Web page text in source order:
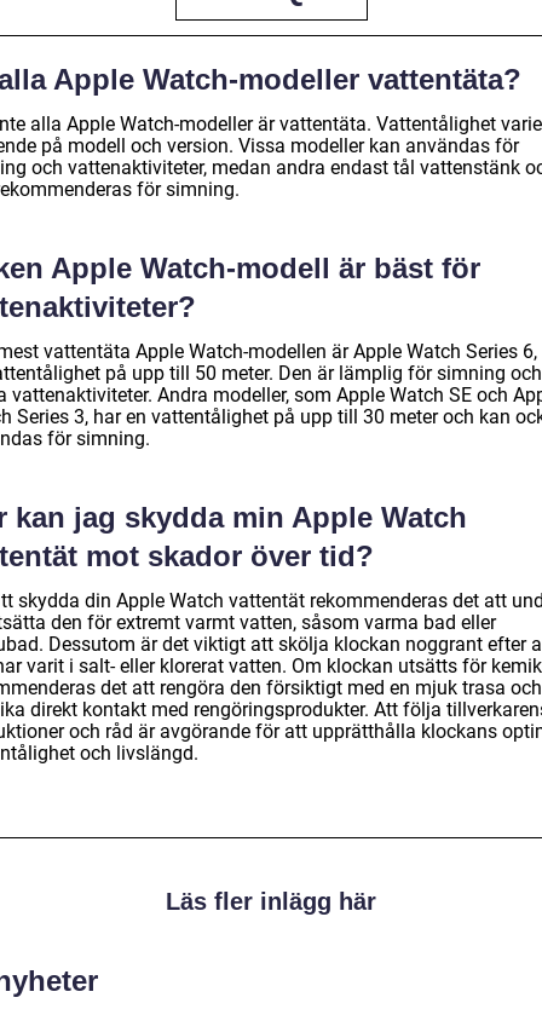
Apple Watch-modeller vattentäta?
alla Apple Watch-modeller är vattentäta. Vattentålighet
på modell och version. Vissa modeller kan användas för
och vattenaktiviteter, medan andra endast tål vattenstänk
för simning.
Apple Watch-modell är bäst för
vattentäta Apple Watch-modellen är Apple Watch Series 6,
på upp till 50 meter. Den är lämplig för simning och
vattenaktiviteter. Andra modeller, som Apple Watch SE och
Series 3, har en vattentålighet på upp till 30 meter och kan
för simning.
kan jag skydda min Apple Watch
mot skador över tid?
skydda din Apple Watch vattentät rekommenderas det att
den för extremt varmt vatten, såsom varma bad eller
Dessutom är det viktigt att skölja klockan noggrant efter
varit i salt- eller klorerat vatten. Om klockan utsätts för
det att rengöra den försiktigt med en mjuk trasa och
direkt kontakt med rengöringsprodukter. Att följa
och råd är avgörande för att upprätthålla klockans
och livslängd.
Läs fler inlägg här